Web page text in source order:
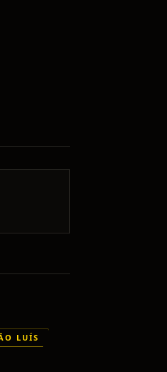
LUÍS